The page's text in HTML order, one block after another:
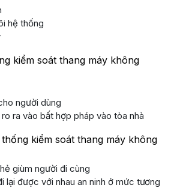
hệ thống
kiểm soát thang máy không
người dùng
ra vào bất hợp pháp vào tòa nhà
kiểm soát thang máy không
giùm người đi cùng
lại được với nhau an ninh ở mức tương